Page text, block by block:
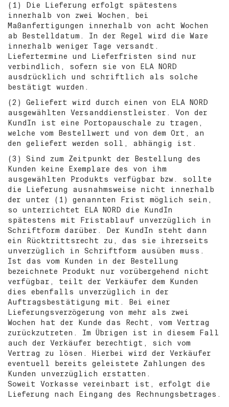
(1) Die Lieferung erfolgt spätestens
innerhalb von zwei Wochen, bei
Maßanfertigungen innerhalb von acht Wochen
ab Bestelldatum. In der Regel wird die Ware
innerhalb weniger Tage versandt.
Liefertermine und Lieferfristen sind nur
verbindlich, sofern sie von ELA NORD
ausdrücklich und schriftlich als solche
bestätigt wurden.
(2) Geliefert wird durch einen von ELA NORD
ausgewählten Versanddienstleister. Von der
KundIn ist eine Portopauschale zu tragen,
welche vom Bestellwert und von dem Ort, an
den geliefert werden soll, abhängig ist.
(3) Sind zum Zeitpunkt der Bestellung des
Kunden keine Exemplare des von ihm
ausgewählten Produkts verfügbar bzw. sollte
die Lieferung ausnahmsweise nicht innerhalb
der unter (1) genannten Frist möglich sein,
so unterrichtet ELA NORD die KundIn
spätestens mit Fristablauf unverzüglich in
Schriftform darüber. Der KundIn steht dann
ein Rücktrittsrecht zu, das sie ihrerseits
unverzüglich in Schriftform ausüben muss.
Ist das vom Kunden in der Bestellung
bezeichnete Produkt nur vorübergehend nicht
verfügbar, teilt der Verkäufer dem Kunden
dies ebenfalls unverzüglich in der
Auftragsbestätigung mit. Bei einer
Lieferungsverzögerung von mehr als zwei
Wochen hat der Kunde das Recht, vom Vertrag
zurückzutreten. Im Übrigen ist in diesem Fall
auch der Verkäufer berechtigt, sich vom
Vertrag zu lösen. Hierbei wird der Verkäufer
eventuell bereits geleistete Zahlungen des
Kunden unverzüglich erstatten.
Soweit Vorkasse vereinbart ist, erfolgt die
Lieferung nach Eingang des Rechnungsbetrages.